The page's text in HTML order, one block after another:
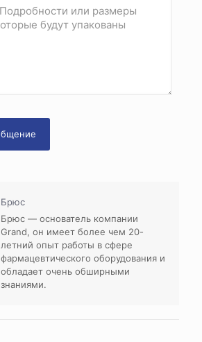
Брюс
Брюс — основатель компании
Grand, он имеет более чем 20-
летний опыт работы в сфере
фармацевтического оборудования и
обладает очень обширными
знаниями.